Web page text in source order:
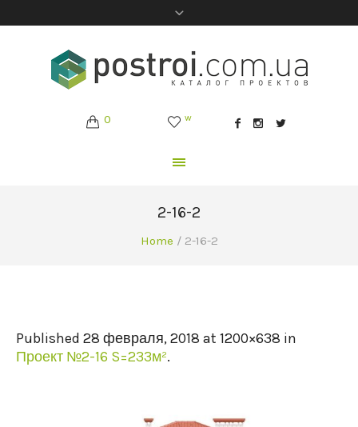
0 w
2-16-2
Home / 2-16-2
Published 28 февраля, 2018 at 1200×638 in
Проект №2-16 S=233м².